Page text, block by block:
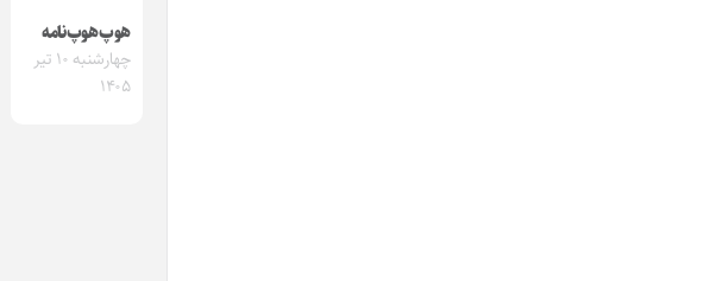
هوپ‌هوپ‌نامه
چهارشنبه ۱۰ تیر
۱۴۰۵